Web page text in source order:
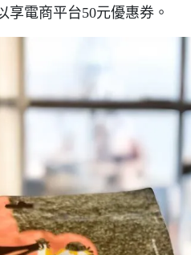
享電商平台50元優惠券。